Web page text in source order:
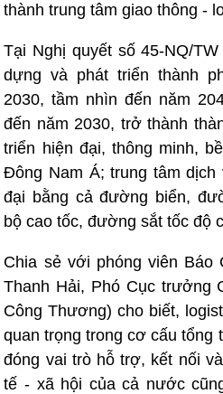
thành trung tâm giao thông -
Tại Nghị quyết số 45-NQ/
dựng và phát triển thành
2030, tầm nhìn đến năm
đến năm 2030, trở thành
triển hiện đại, thông minh,
Đông Nam Á; trung tâm dịch
đại bằng cả đường biển,
bộ cao tốc, đường sắt tốc độ
Chia sẻ với phóng viên Báo
Thanh Hải, Phó Cục trưởng
Công Thương) cho biết,
quan trọng trong cơ cấu tổng
đóng vai trò hỗ trợ, kết nối
tế - xã hội của cả nước